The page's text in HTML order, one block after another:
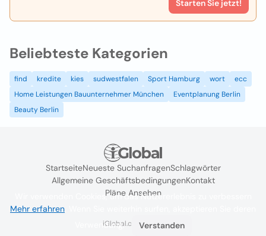
Starten Sie jetzt!
Beliebteste Kategorien
find kredite kies sudwestfalen Sport Hamburg wort
ecc
Home Leistungen Bauunternehmer München
Eventplanung Berlin
Beauty Berlin
StartseiteNeueste SuchanfragenSchlagwörter
Allgemeine GeschäftsbedingungenKontakt
Pläne Ansehen
iGlobal.co @ 2024
Wir verwenden Cookies, um das Nutzererlebnis zu verbessern
Mehr erfahren
Verwendung.
Verstanden